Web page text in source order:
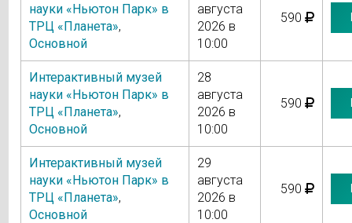
науки «Ньютон Парк» в
ТРЦ «Планета»,
Основной
августа
2026 в
10:00
590
Интерактивный музей
науки «Ньютон Парк» в
ТРЦ «Планета»,
Основной
28
августа
2026 в
10:00
590
Интерактивный музей
науки «Ньютон Парк» в
ТРЦ «Планета»,
Основной
29
августа
2026 в
10:00
590